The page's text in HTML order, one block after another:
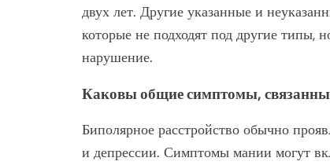
двух лет. Другие указанные и
которые не подходят под другие типы,
нарушение.
Каковы общие симптомы,
Биполярное расстройство обычно
и депрессии. Симптомы мании могут